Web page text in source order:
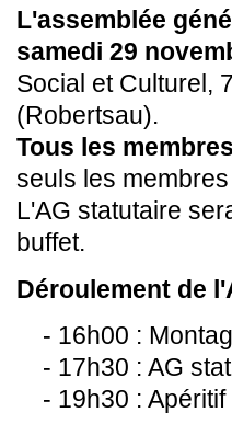
L'assemblée
samedi 29
Social et Culturel,
(Robertsau).
Tous les membres
seuls les
L'AG statutaire
buffet.
Déroulement de
- 16h00 :
- 17h30 : AG
- 19h30 : Apéritif